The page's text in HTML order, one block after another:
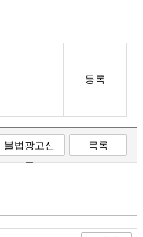
등록
불법광고신
고
목록